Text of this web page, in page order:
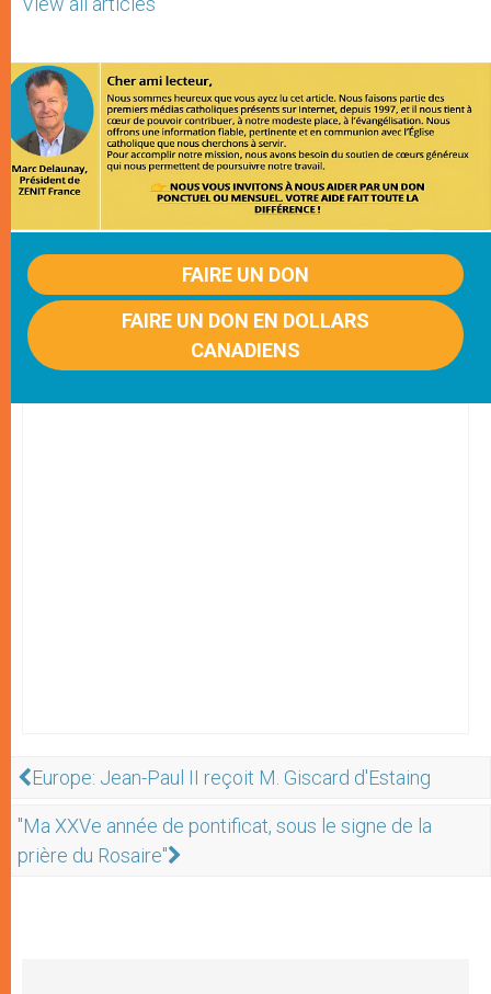
FAIRE UN DON
FAIRE UN DON EN DOLLARS
CANADIENS
Europe: Jean-Paul II reçoit M. Giscard d'Estaing
"Ma XXVe année de pontificat, sous le signe de la
prière du Rosaire"